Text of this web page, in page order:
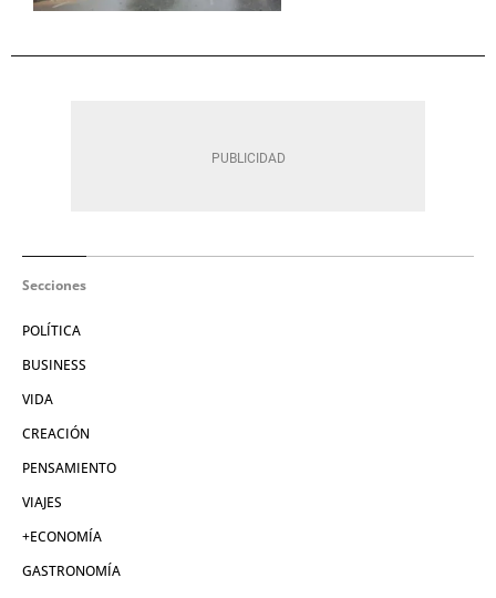
Secciones
POLÍTICA
BUSINESS
VIDA
CREACIÓN
PENSAMIENTO
VIAJES
+ECONOMÍA
GASTRONOMÍA